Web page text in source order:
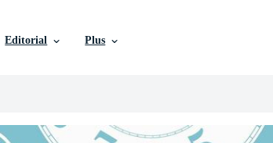
Editorial Plus